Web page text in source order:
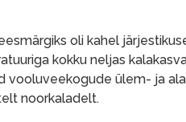
oli kahel
kokku neljas
vooluveekogude ülem- ja
noorkaladelt.